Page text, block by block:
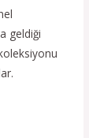
geldiği